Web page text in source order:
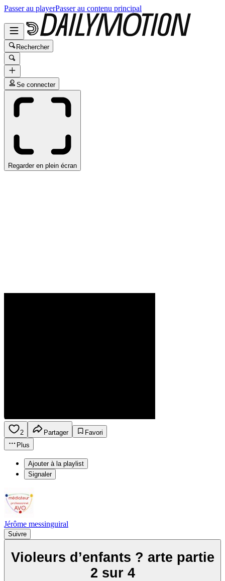
Passer au playerPasser au contenu principal
Rechercher
Se connecter
Regarder en plein écran
2 Partager
Favori
Plus
Ajouter à la playlist
Signaler
Jérôme messinguiral
Suivre
Violeurs d’enfants ? arte partie
2 sur 4